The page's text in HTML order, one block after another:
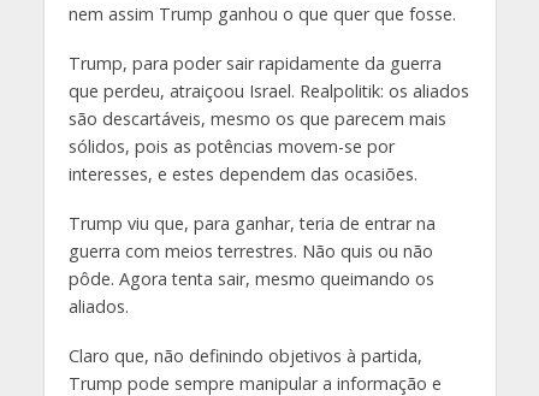
nem assim Trump ganhou o que quer que fosse.
Trump, para poder sair rapidamente da guerra
que perdeu, atraiçoou Israel. Realpolitik: os aliados
são descartáveis, mesmo os que parecem mais
sólidos, pois as potências movem-se por
interesses, e estes dependem das ocasiões.
Trump viu que, para ganhar, teria de entrar na
guerra com meios terrestres. Não quis ou não
pôde. Agora tenta sair, mesmo queimando os
aliados.
Claro que, não definindo objetivos à partida,
Trump pode sempre manipular a informação e